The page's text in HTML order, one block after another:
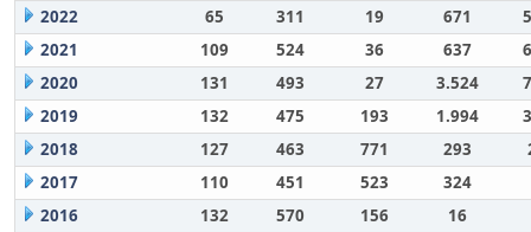
2022
65 311 19 671
2021
109 524 36 637
2020
131 493 27 3.524
2019
132 475 193 1.994
2018
127 463 771 293
2017
110 451 523
324
2016
132 570 156
16